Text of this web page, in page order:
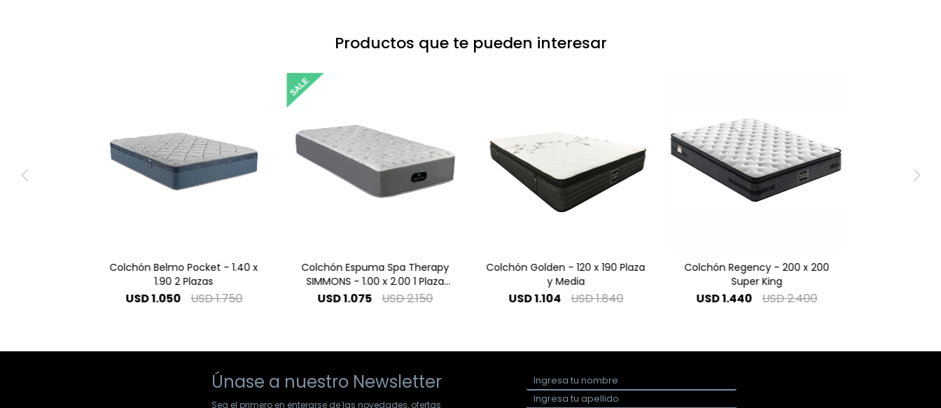
Productos que te pueden interesar
Colchón Belmo Pocket - 1.40 x
1.90 2 Plazas
USD1.050 USD1.750
Colchón Espuma Spa Therapy
SIMMONS - 1.00 x 2.00 1 Plaza
Especial
USD1.075 USD2.150
Colchón Golden - 120 x 190 Plaza
y Media
USD1.104 USD1.840
Colchón Regency - 200 x 200
Super King
USD1.440 USD2.400
Únase a nuestro Newsletter
Sea el primero en enterarse de las novedades, ofertas